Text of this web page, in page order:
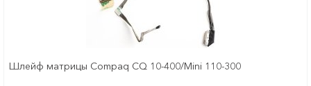
Шлейф матрицы Compaq CQ 10-400/Mini 110-300